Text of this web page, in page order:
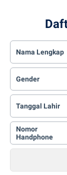
Nama Lengkap
Gender
Tanggal Lahir
Nomor
Handphone